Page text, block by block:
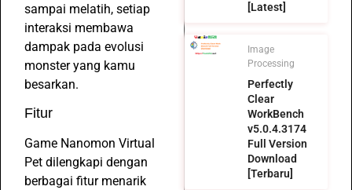
sampai melatih, setiap
interaksi membawa
dampak pada evolusi
monster yang kamu
besarkan.
Fitur
Game Nanomon Virtual
Pet dilengkapi dengan
berbagai fitur menarik
[Latest]
Image
Processing
Perfectly
Clear
WorkBench
v5.0.4.3174
Full Version
Download
[Terbaru]